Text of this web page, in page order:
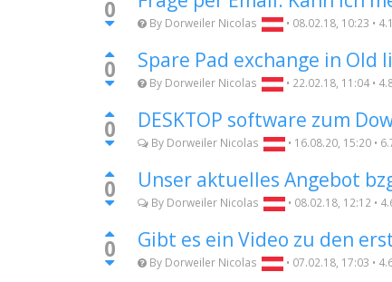
0 By Dorweiler Nicolas • 08.02.18, 10:23 •
0 Spare Pad exchange in Old
By Dorweiler Nicolas • 22.02.18, 11:04 •
0 DESKTOP software zum
By Dorweiler Nicolas • 16.08.20, 15:20 •
0 Unser aktuelles Angebot
By Dorweiler Nicolas • 08.02.18, 12:12 •
0 Gibt es ein Video zu den
By Dorweiler Nicolas • 07.02.18, 17:03 •